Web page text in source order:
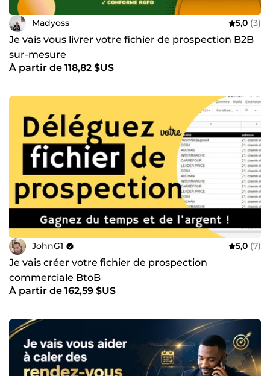
Madyoss 5,0 (3)
Je vais vous livrer votre fichier de prospection B2B
sur-mesure
À partir de 118,82 $US
JohnG1 5,0 (7)
Je vais créer votre fichier de prospection
commerciale BtoB
À partir de 162,59 $US